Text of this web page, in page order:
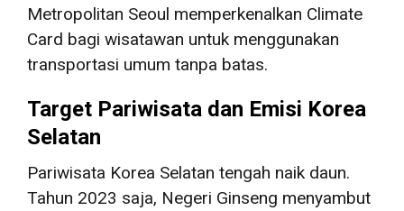
Metropolitan Seoul memperkenalkan Climate
Card bagi wisatawan untuk menggunakan
transportasi umum tanpa batas.
Target Pariwisata dan Emisi Korea
Selatan
Pariwisata Korea Selatan tengah naik daun.
Tahun 2023 saja, Negeri Ginseng menyambut